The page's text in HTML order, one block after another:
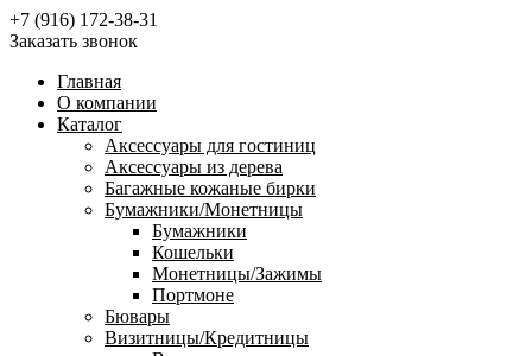
+7 (916) 172-38-31
Заказать звонок
Главная
О компании
Каталог
Аксессуары для гостиниц
Аксессуары из дерева
Багажные кожаные бирки
Бумажники/Монетницы
Бумажники
Кошельки
Монетницы/Зажимы
Портмоне
Бювары
Визитницы/Кредитницы